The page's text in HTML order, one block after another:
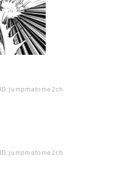
ID:jumpmatome2ch
ID:jumpmatome2ch